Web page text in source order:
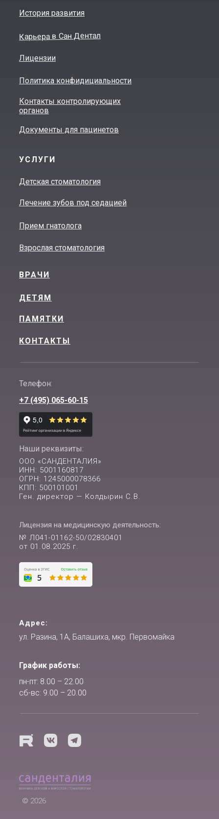
Карьера в Сан Дентал
Лицензии
Контакты контролирующих
органов
Политика конфидициальности
Документы для пацинетов
История развития
УСЛУГИ
Лицензия на медицинскую деятельность:
№ Л041-01162-50/02830401
от 01.08.2025 г.
ООО «САНДЕНТАЛИЯ»
ИНН: 5001160817
ОГРН: 1245000078366
КПП: 500101001
Ген. директор — Колдырин С.В.
Адрес:
ВРАЧИ
Взрослая стоматология
ДЕТЯМ
ПАМЯТКИ
КОНТАКТЫ
Прием гнатолога
Лечение зубов под седацией
+7 (495) 065-60-15
Наши реквизиты:
Телефон:
ул. Разина, 1А, Балашиха, мкр. Первомайка
График работы:
пн-пт: 8.00 – 22.00
сб-вс: 9.00 – 20.00
Детская стоматология
© 2026